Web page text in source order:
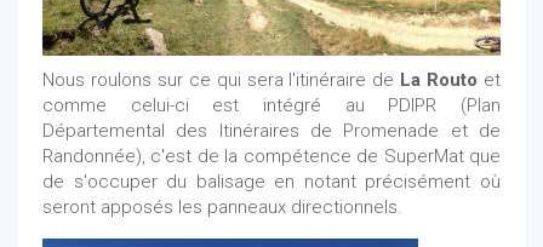
Nous roulons sur ce qui sera l'itinéraire de La Routo et
comme celui-ci est intégré au PDIPR (Plan
Départemental des Itinéraires de Promenade et de
Randonnée), c'est de la compétence de SuperMat que
de s'occuper du balisage en notant précisément où
seront apposés les panneaux directionnels.